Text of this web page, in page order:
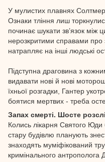
У мулистих плавнях
Ознаки тління лиш
починає шукати зв’язок між
нерозкритими справами про
натрапляє на інші людські
Підступна драговина з
видавати нові й нові
їхньої розгадки, Гантер
боятися мертвих - треба
Запах смерті. Шосте
Колись лікарня Святого
стару будівлю планують
знаходять муміфікований
кримінального антрополога